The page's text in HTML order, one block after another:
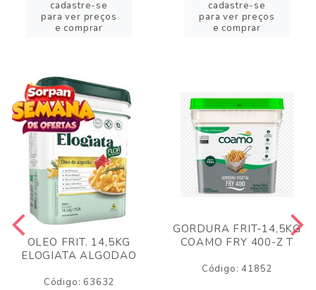
cadastre-se
para ver preços
e comprar
cadastre-se
para ver preços
e comprar
OLEO FRIT. 14,5KG
ELOGIATA ALGODAO
Código: 63632
GORDURA FRIT-14,5KG
COAMO FRY 400-Z T
Código: 41852